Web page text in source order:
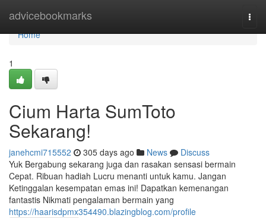
advicebookmarks
Home
Home
1
Cium Harta SumToto
Sekarang!
janehcmi715552 305 days ago News
Discuss
Yuk Bergabung sekarang juga dan rasakan sensasi bermain
Cepat. Ribuan hadiah Lucru menanti untuk kamu. Jangan
Ketinggalan kesempatan emas ini! Dapatkan kemenangan
fantastis Nikmati pengalaman bermain yang
https://haarisdpmx354490.blazingblog.com/profile